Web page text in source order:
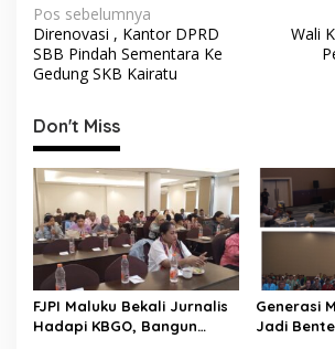
N
a
v
i
g
a
s
i
p
o
s
Pos sebelumnya
Direnovasi , Kantor DPRD
SBB Pindah Sementara Ke
Gedung SKB Kairatu
Wali
Don't Miss
FJPI Maluku Bekali Jurnalis
Hadapi KBGO, Bangun
Generasi
Jadi